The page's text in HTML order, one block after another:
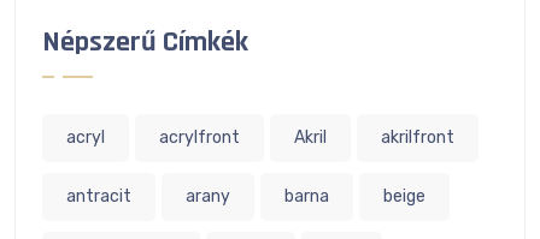
Népszerű Címkék
acryl acrylfront Akril akrilfront
antracit arany barna beige